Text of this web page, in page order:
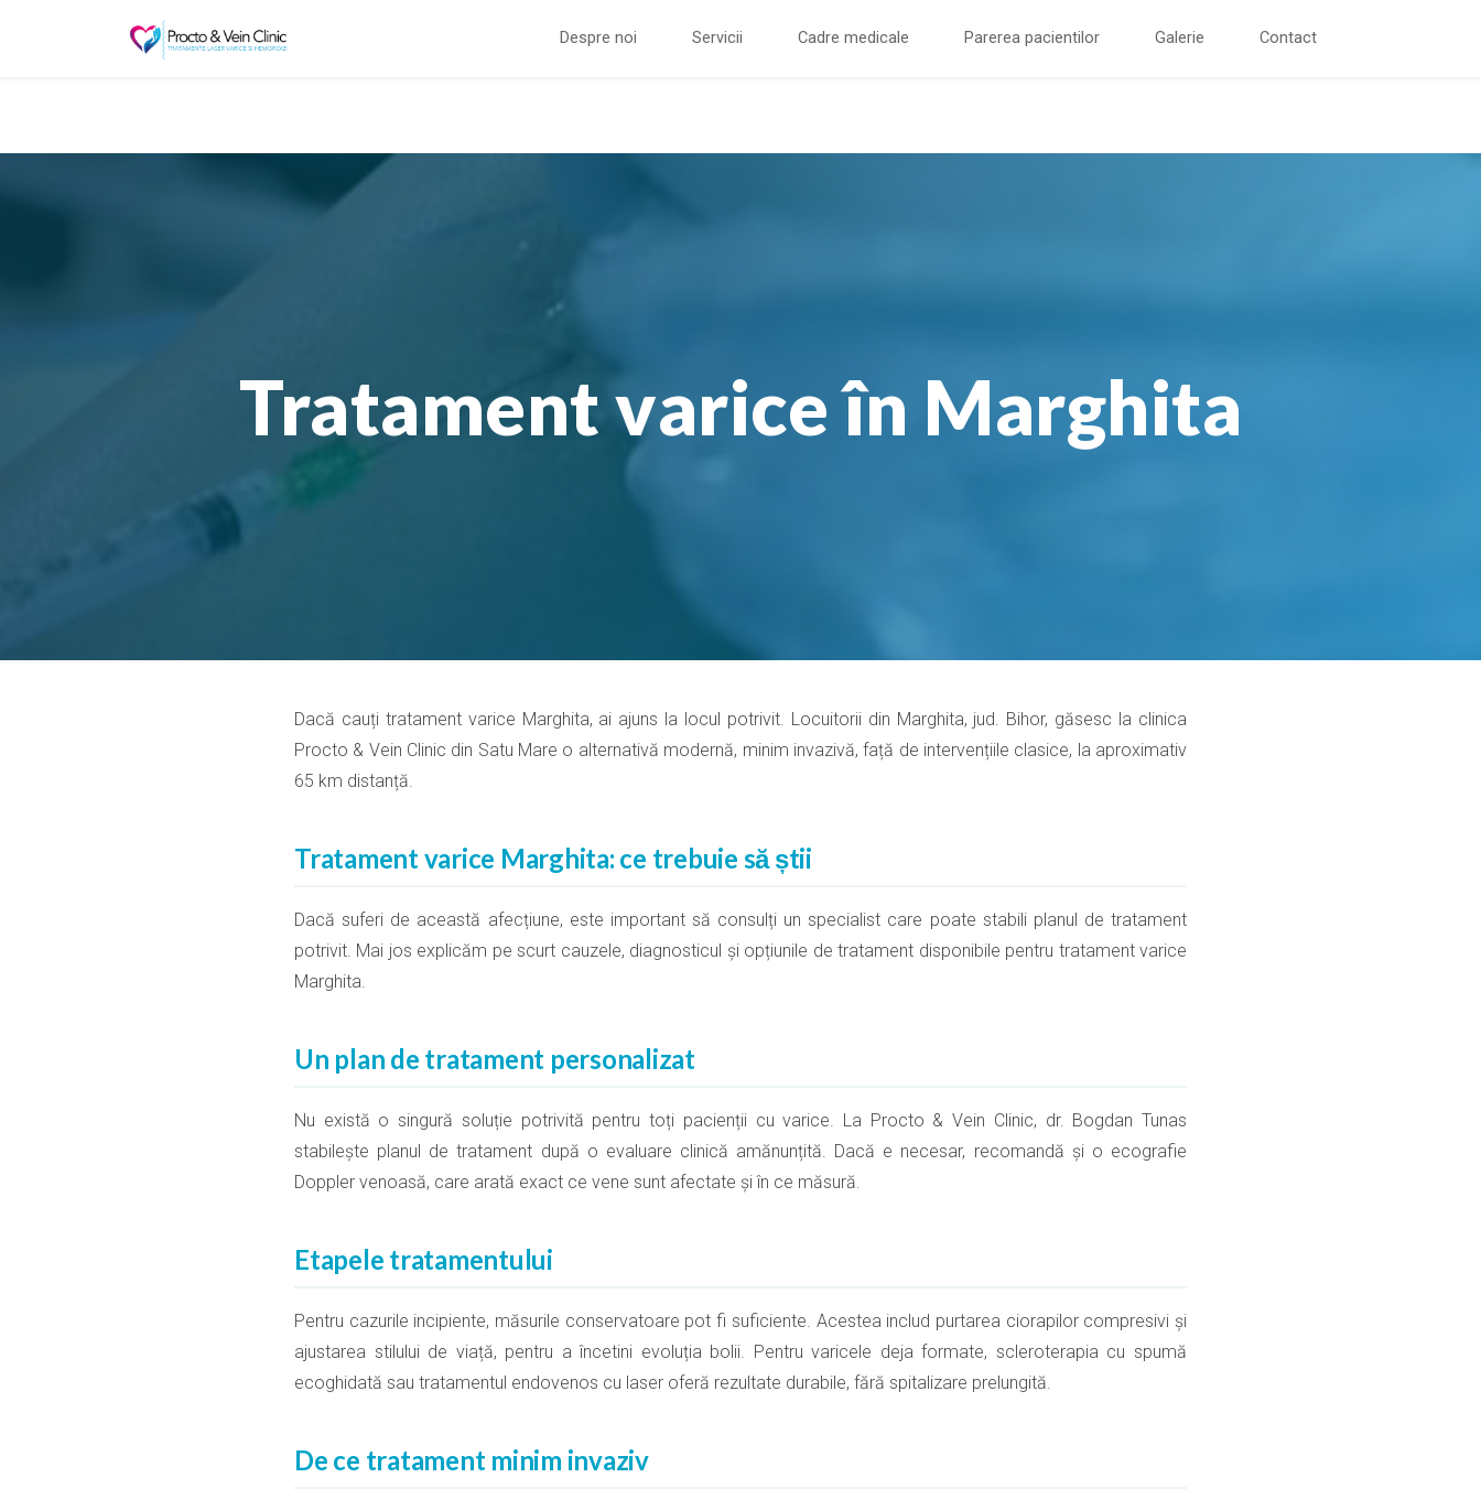
Despre noi Servicii Cadre medicale Parerea pacientilor Galerie Contact
Tratament varice în Marghita
Dacă cauți tratament varice Marghita, ai ajuns la locul potrivit. Locuitorii din Marghita, jud. Bihor, găsesc la clinica
Procto & Vein Clinic din Satu Mare o alternativă modernă, minim invazivă, față de intervențiile clasice, la aproximativ
65 km distanță.
Tratament varice Marghita: ce trebuie să știi
Dacă suferi de această afecțiune, este important să consulți un specialist care poate stabili planul de tratament
potrivit. Mai jos explicăm pe scurt cauzele, diagnosticul și opțiunile de tratament disponibile pentru tratament varice
Marghita.
Un plan de tratament personalizat
Nu există o singură soluție potrivită pentru toți pacienții cu varice. La Procto & Vein Clinic, dr. Bogdan Tunas
stabilește planul de tratament după o evaluare clinică amănunțită. Dacă e necesar, recomandă și o ecografie
Doppler venoasă, care arată exact ce vene sunt afectate și în ce măsură.
Etapele tratamentului
Pentru cazurile incipiente, măsurile conservatoare pot fi suficiente. Acestea includ purtarea ciorapilor compresivi și
ajustarea stilului de viață, pentru a încetini evoluția bolii. Pentru varicele deja formate, scleroterapia cu spumă
ecoghidată sau tratamentul endovenos cu laser oferă rezultate durabile, fără spitalizare prelungită.
De ce tratament minim invaziv